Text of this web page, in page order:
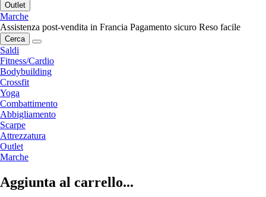
Outlet
Marche
Assistenza post-vendita in Francia Pagamento sicuro Reso facile
Cerca
Saldi
Fitness/Cardio
Bodybuilding
Crossfit
Yoga
Combattimento
Abbigliamento
Scarpe
Attrezzatura
Outlet
Marche
Aggiunta al carrello...